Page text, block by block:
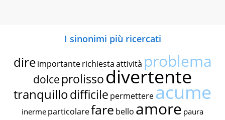
I sinonimi più ricercati
dire importante richiestaattività problema
dolce prolissodivertente
tranquillodifficile permettereacume
inerme particolarefare bello amore paura